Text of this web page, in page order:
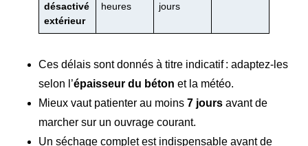
désactivé
extérieur
heures
jours
Ces délais sont donnés à titre indicatif : adaptez-les
selon l’épaisseur du béton et la météo.
Mieux vaut patienter au moins 7 jours avant de
marcher sur un ouvrage courant.
Un séchage complet est indispensable avant de